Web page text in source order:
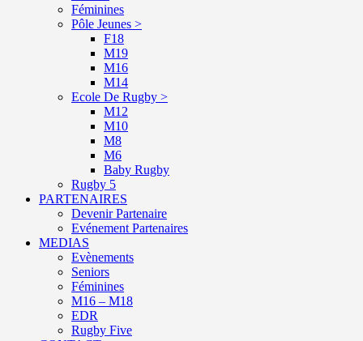
Féminines
Pôle Jeunes >
F18
M19
M16
M14
Ecole De Rugby >
M12
M10
M8
M6
Baby Rugby
Rugby 5
PARTENAIRES
Devenir Partenaire
Evénement Partenaires
MEDIAS
Evènements
Seniors
Féminines
M16 – M18
EDR
Rugby Five